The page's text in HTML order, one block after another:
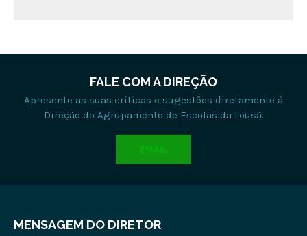
FALE COM A DIREÇÃO
Apresente as suas críticas e sugestões diretamente à
Direção do Agrupamento de Escolas da Lousã.
EMAIL
MENSAGEM DO DIRETOR